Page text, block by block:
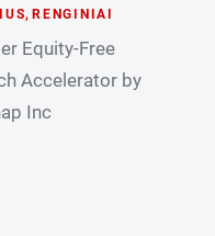
, RENGINIAI
Equity-Free
Accelerator by
Inc